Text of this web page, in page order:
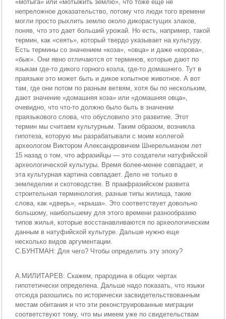
«мотыга» или «мотыжить землю», что тоже еще не
непреложное доказательство, потому что люди того времени
могли просто рыхлить землю около дикорастущих злаков,
поняв, что это дает больший урожай. Но есть, например, такой
термин, как «сеять», который твердо указывает на культуру.
Есть термины со значением «коза», «овца» и даже «корова»,
«бык». Они явно отличаются от терминов, которые дают по
языкам где-то дикого горного козла, где-то домашнего. Тут в
праязыке это может быть и дикое копытное животное. А вот
там, где они потом по разным ветвям, хотя бы по нескольким,
дают значение «домашняя коза» или «домашняя овца»,
очевидно, что что-то должно было быть в значении
праязыкового слова, что обусловило это развитие. Этот
термин мы считаем культурным. Таким образом, возникла
гипотеза, которую мы разрабатывали с моим коллегой
археологом Виктором Александровичем Шнерельманом лет
15 назад о том, что афразийцы — это создатели натуфийской
археологической культуры. Время более-менее совпадает, и
эта культурная картина совпадает. Дело не только в
земледелии и скотоводстве. В праафразийском развита
строительная терминология, разные типы жилища, такие
слова, как «дверь», «крыша». Это соответствует довольно
большому, наибольшему для этого времени разнообразию
типов жилья, которые восстанавливаются по археологическим
данным в натуфийской культуре. Дальше нужно еще
несколько видов аргументации.
С.БУНТМАН: Для чего? Чтобы определить эту эпоху?
А.МИЛИТАРЕВ: Скажем, прародина в общих чертах
гипотетически определена. Дальше надо показать, что языки
отсюда разошлись по исторически засвидетельствованным
местам обитания и что эти реконструированные миграции
соответствуют тому, что мы имеем уже по свидетельствам